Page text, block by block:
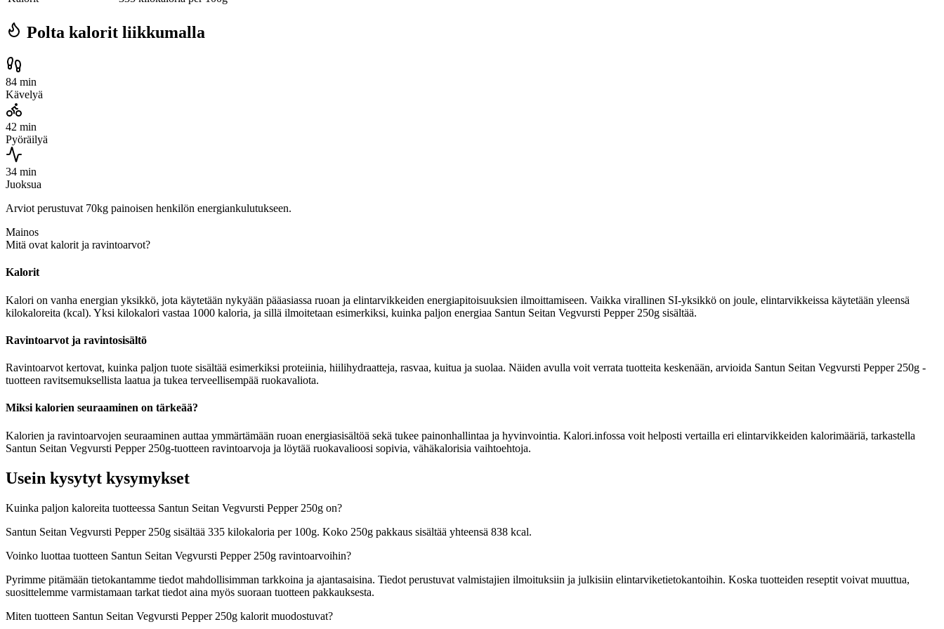
Polta kalorit liikkumalla
84 min
Kävelyä
42 min
Pyöräilyä
34 min
Juoksua
Arviot perustuvat 70kg painoisen henkilön energiankulutukseen.
Mainos
Mitä ovat kalorit ja ravintoarvot?
Kalorit
Kalori on vanha energian yksikkö, jota käytetään nykyään pääasiassa ruoan ja elintarvikkeiden energiapitoisuuksien ilmoittamiseen. Vaikka virallinen SI-yksikkö on joule, elintarvikkeissa käytetään yleensä
kilokaloreita (kcal). Yksi kilokalori vastaa 1000 kaloria, ja sillä ilmoitetaan esimerkiksi, kuinka paljon energiaa Santun Seitan Vegvursti Pepper 250g sisältää.
Ravintoarvot ja ravintosisältö
Ravintoarvot kertovat, kuinka paljon tuote sisältää esimerkiksi proteiinia, hiilihydraatteja, rasvaa, kuitua ja suolaa. Näiden avulla voit verrata tuotteita keskenään, arvioida Santun Seitan Vegvursti Pepper 250g -
tuotteen ravitsemuksellista laatua ja tukea terveellisempää ruokavaliota.
Miksi kalorien seuraaminen on tärkeää?
Kalorien ja ravintoarvojen seuraaminen auttaa ymmärtämään ruoan energiasisältöä sekä tukee painonhallintaa ja hyvinvointia. Kalori.infossa voit helposti vertailla eri elintarvikkeiden kalorimääriä, tarkastella
Santun Seitan Vegvursti Pepper 250g-tuotteen ravintoarvoja ja löytää ruokavalioosi sopivia, vähäkalorisia vaihtoehtoja.
Usein kysytyt kysymykset
Kuinka paljon kaloreita tuotteessa Santun Seitan Vegvursti Pepper 250g on?
Santun Seitan Vegvursti Pepper 250g sisältää 335 kilokaloria per 100g. Koko 250g pakkaus sisältää yhteensä 838 kcal.
Voinko luottaa tuotteen Santun Seitan Vegvursti Pepper 250g ravintoarvoihin?
Pyrimme pitämään tietokantamme tiedot mahdollisimman tarkkoina ja ajantasaisina. Tiedot perustuvat valmistajien ilmoituksiin ja julkisiin elintarviketietokantoihin. Koska tuotteiden reseptit voivat muuttua,
suosittelemme varmistamaan tarkat tiedot aina myös suoraan tuotteen pakkauksesta.
Miten tuotteen Santun Seitan Vegvursti Pepper 250g kalorit muodostuvat?